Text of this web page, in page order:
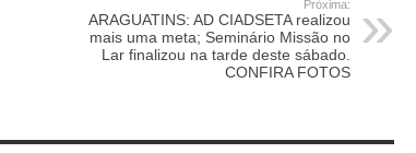
Próxima:
ARAGUATINS: AD CIADSETA realizou
mais uma meta; Seminário Missão no
Lar finalizou na tarde deste sábado.
CONFIRA FOTOS